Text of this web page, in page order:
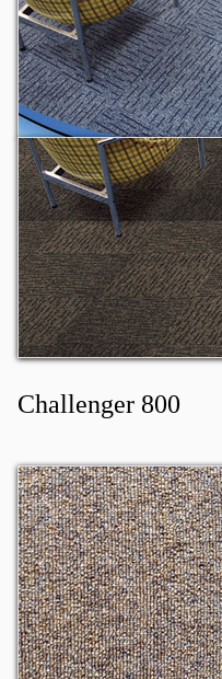
Challenger 907
Challenger 800
Challenger 801